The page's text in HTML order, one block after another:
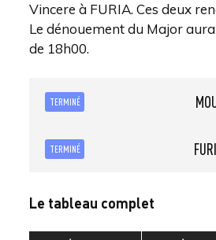
Vincere à FURIA. Ces deux
Le dénouement du Major
de 18h00.
TERMINÉ
TERMINÉ
Le tableau complet